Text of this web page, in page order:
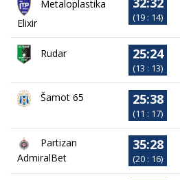
Metaloplastika
Elixir
(19 : 14)
Rudar 25:24
(13 : 13)
Šamot 65 25:38
(11 : 17)
Partizan
AdmiralBet
35:28
(20 : 16)